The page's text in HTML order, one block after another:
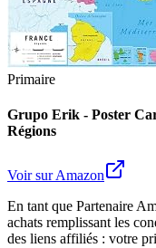
Primaire
Grupo Erik - Poster
Régions
Voir sur Amazon
En tant que Partenaire
achats remplissant les
des liens affiliés : votre